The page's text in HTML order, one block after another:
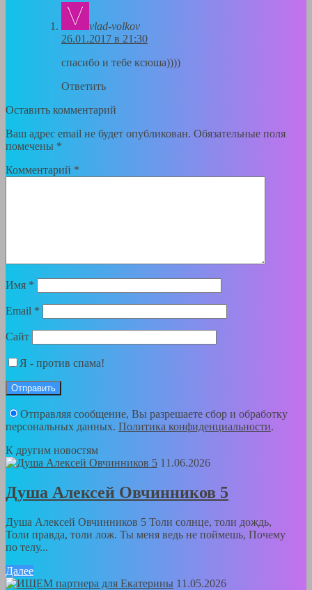
vlad-volkov
26.01.2017 в 21:30
спасибо и тебе ксюша))))
Ответить
Оставить комментарий
Ваш адрес email не будет опубликован. Обязательные поля
помечены *
Комментарий *
Имя *
Email *
Сайт
Я - против спама!
Отправляя сообщение, Вы разрешаете сбор и обработку
персональных данных. Политика конфиденциальности.
К другим новостям
11.06.2026
Душа Алексей Овчинников 5
Душа Алексей Овчинников 5 Толи солнце, толи дождь,
Толи правда, толи лож. Ты меня ведь не поймешь, Почему
по телу...
Далее
11.05.2026